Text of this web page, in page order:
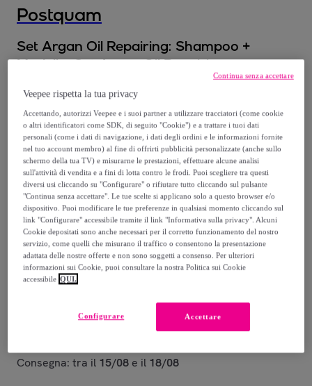
Postquam
Set Argan Oil Repairing: Shampoo +
Modello: Set Argan Oil Repairing:
14,99 €
53,40 €
-71%
Venduto daPostquam Cosmetic
Consegna
Consegna: tra il 15/08 e il 18/08
Veepee rispetta la tua privacy
Accettando, autorizzi Veepee e i suoi partner a utilizzare tracciatori (come cookie
o altri identificatori come SDK, di seguito "Cookie") e a trattare i tuoi dati
personali (come i dati di navigazione, i dati degli ordini e le informazioni fornite
nel tuo account membro) al fine di offrirti pubblicità personalizzate (anche sullo
schermo della tua TV) e misurarne le prestazioni, effettuare alcune analisi
sull'attività di vendita e a fini di lotta contro le frodi. Puoi scegliere tra questi
diversi usi cliccando su "Configurare" o rifiutare tutto cliccando sul pulsante
"Continua senza accettare". Le tue scelte si applicano solo a questo browser e/o
dispositivo. Puoi modificare le tue preferenze in qualsiasi momento cliccando sul
link "Configurare" accessibile tramite il link "Informativa sulla privacy". Alcuni
Cookie depositati sono anche necessari per il corretto funzionamento del nostro
servizio, come quelli che misurano il traffico o consentono la presentazione
adattata delle nostre offerte e non sono soggetti a consenso. Per ulteriori
informazioni sui Cookie, puoi consultare la nostra Politica sui Cookie
accessibile QUI.
Accettare
Configurare
Continua senza accettare